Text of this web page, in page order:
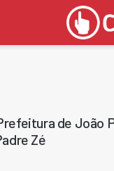
de João
Zé